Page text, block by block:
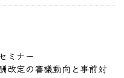
ミナー
改定の審議動向と事前対